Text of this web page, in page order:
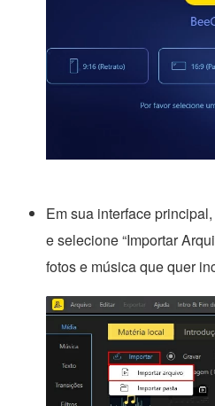
Em sua interface
e selecione “Importar
fotos e música que quer